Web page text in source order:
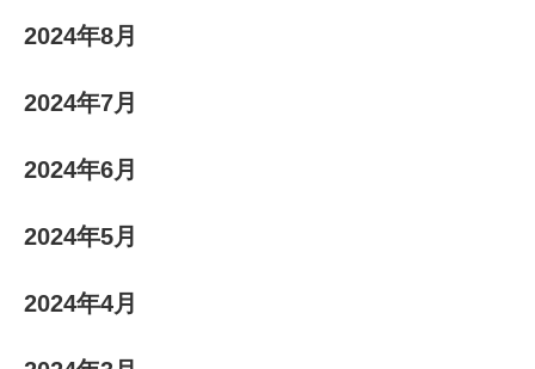
2024年8月
2024年7月
2024年6月
2024年5月
2024年4月